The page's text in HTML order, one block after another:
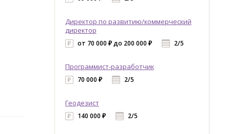
Директор по развитию/коммерческий
директор
от 70 000 ₽ до 200 000 ₽ 2/5
Программист-разработчик
70 000 ₽ 2/5
Геодезист
140 000 ₽ 2/5